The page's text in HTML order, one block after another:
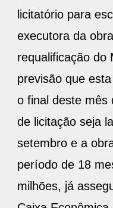
administrativos
licitatório para
executora da
requalificação
previsão que
o final deste mês
de licitação seja
setembro e a
período de 18
milhões, já